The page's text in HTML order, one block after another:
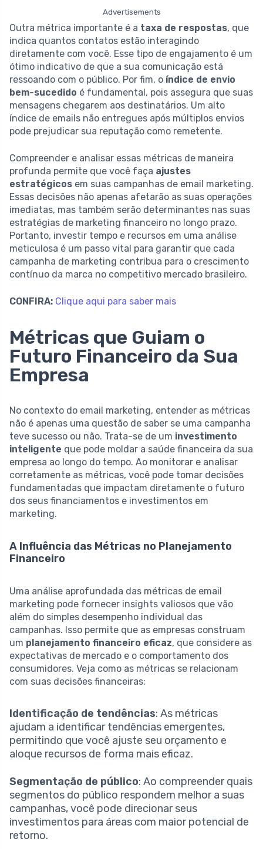
Advertisements
Outra métrica importante é a taxa de respostas, que
indica quantos contatos estão interagindo
diretamente com você. Esse tipo de engajamento é um
ótimo indicativo de que a sua comunicação está
ressoando com o público. Por fim, o índice de envio
bem-sucedido é fundamental, pois assegura que suas
mensagens chegarem aos destinatários. Um alto
índice de emails não entregues após múltiplos envios
pode prejudicar sua reputação como remetente.
Compreender e analisar essas métricas de maneira
profunda permite que você faça ajustes
estratégicos em suas campanhas de email marketing.
Essas decisões não apenas afetarão as suas operações
imediatas, mas também serão determinantes nas suas
estratégias de marketing financeiro no longo prazo.
Portanto, investir tempo e recursos em uma análise
meticulosa é um passo vital para garantir que cada
campanha de marketing contribua para o crescimento
contínuo da marca no competitivo mercado brasileiro.
CONFIRA: Clique aqui para saber mais
Métricas que Guiam o
Futuro Financeiro da Sua
Empresa
No contexto do email marketing, entender as métricas
não é apenas uma questão de saber se uma campanha
teve sucesso ou não. Trata-se de um investimento
inteligente que pode moldar a saúde financeira da sua
empresa ao longo do tempo. Ao monitorar e analisar
corretamente as métricas, você pode tomar decisões
fundamentadas que impactam diretamente o futuro
dos seus financiamentos e investimentos em
marketing.
A Influência das Métricas no Planejamento
Financeiro
Uma análise aprofundada das métricas de email
marketing pode fornecer insights valiosos que vão
além do simples desempenho individual das
campanhas. Isso permite que as empresas construam
um planejamento financeiro eficaz, que considere as
expectativas de mercado e o comportamento dos
consumidores. Veja como as métricas se relacionam
com suas decisões financeiras:
Identificação de tendências: As métricas
ajudam a identificar tendências emergentes,
permitindo que você ajuste seu orçamento e
aloque recursos de forma mais eficaz.
Segmentação de público: Ao compreender quais
segmentos do público respondem melhor a suas
campanhas, você pode direcionar seus
investimentos para áreas com maior potencial de
retorno.